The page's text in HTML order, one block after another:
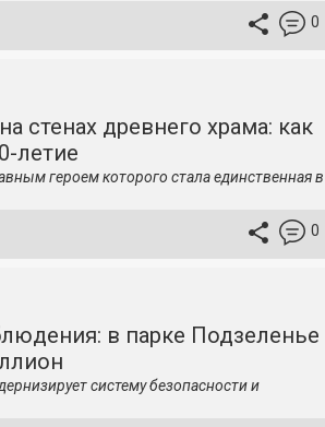
0
стенах древнего храма: как
летие
героем которого стала единственная в
0
в парке Подзеленье
систему безопасности и